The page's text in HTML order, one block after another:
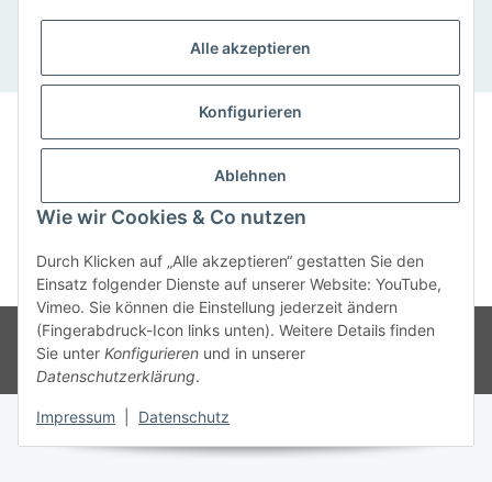
Alle akzeptieren
Konfigurieren
Ablehnen
Wie wir Cookies & Co nutzen
Durch Klicken auf „Alle akzeptieren“ gestatten Sie den
Einsatz folgender Dienste auf unserer Website: YouTube,
Vimeo. Sie können die Einstellung jederzeit ändern
(Fingerabdruck-Icon links unten). Weitere Details finden
Sie unter Konfigurieren und in unserer
Datenschutzerklärung.
Impressum Datenschutz
Datenschutz|Cookie-Richtlinie
© SaxenWerke 2019
Vertrag widerrufen
* Alle Preise inkl. gesetzlicher USt., zzgl.Versand
Powered byJTL-Shop